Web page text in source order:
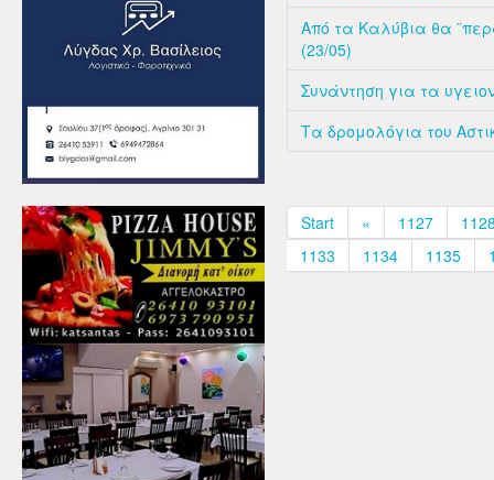
Από τα Καλύβια θα
(23/05)
Συνάντηση για τα
Τα δρομολόγια του
Start « 1127
1133
1134 1135